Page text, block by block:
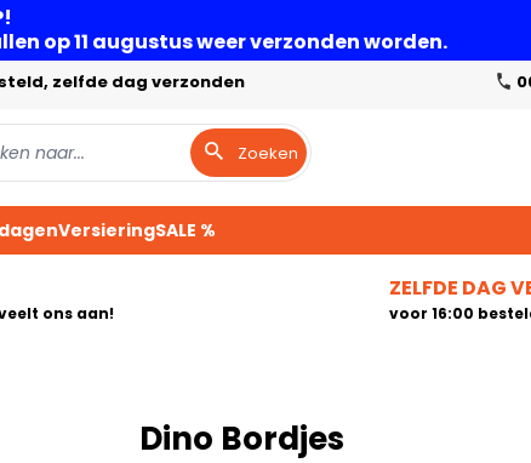
op 11 augustus weer verzonden worden.
zelfde dag verzonden
Zoeken
VersieringSALE %
ons aan!
ZELFDE DAG
voor 16:00
Dino Bordjes